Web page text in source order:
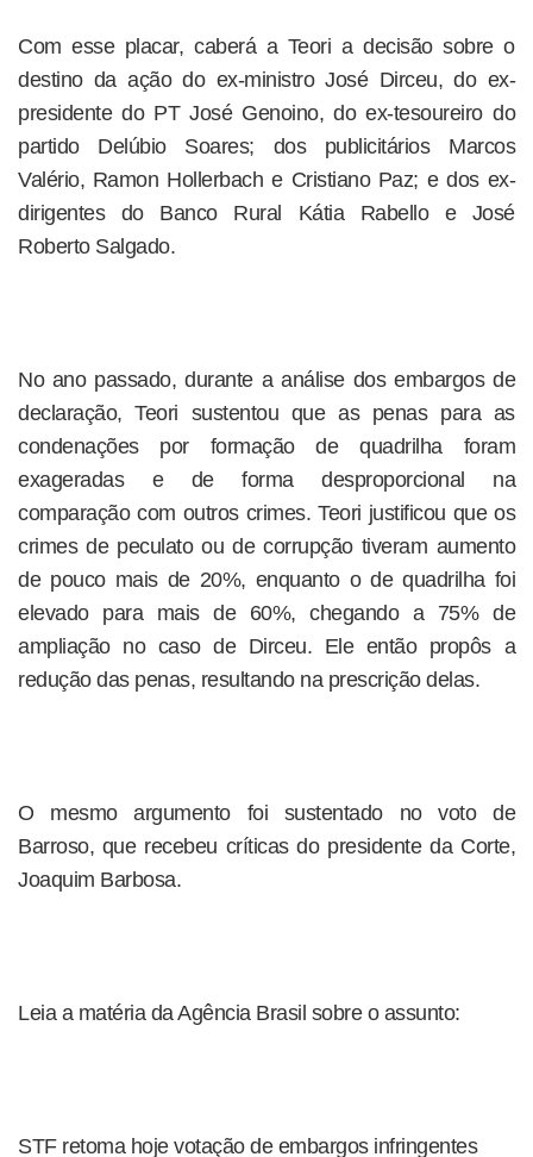
Com esse placar, caberá a Teori a decisão sobre o
destino da ação do ex-ministro José Dirceu, do ex-
presidente do PT José Genoino, do ex-tesoureiro do
partido Delúbio Soares; dos publicitários Marcos
Valério, Ramon Hollerbach e Cristiano Paz; e dos ex-
dirigentes do Banco Rural Kátia Rabello e José
Roberto Salgado.
No ano passado, durante a análise dos embargos de
declaração, Teori sustentou que as penas para as
condenações por formação de quadrilha foram
exageradas e de forma desproporcional na
comparação com outros crimes. Teori justificou que os
crimes de peculato ou de corrupção tiveram aumento
de pouco mais de 20%, enquanto o de quadrilha foi
elevado para mais de 60%, chegando a 75% de
ampliação no caso de Dirceu. Ele então propôs a
redução das penas, resultando na prescrição delas.
O mesmo argumento foi sustentado no voto de
Barroso, que recebeu críticas do presidente da Corte,
Joaquim Barbosa.
Leia a matéria da Agência Brasil sobre o assunto:
STF retoma hoje votação de embargos infringentes